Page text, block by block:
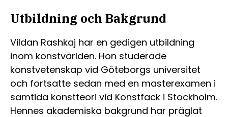
Utbildning och Bakgrund
Vildan Rashkaj har en gedigen utbildning
inom konstvärlden. Hon studerade
konstvetenskap vid Göteborgs universitet
och fortsatte sedan med en masterexamen i
samtida konstteori vid Konstfack i Stockholm.
Hennes akademiska bakgrund har präglat